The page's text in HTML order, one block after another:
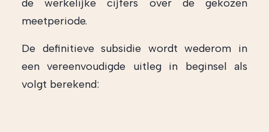
de werkelijke cijfers over de gekozen
meetperiode.
De definitieve subsidie wordt wederom in
een vereenvoudigde uitleg in beginsel als
volgt berekend: